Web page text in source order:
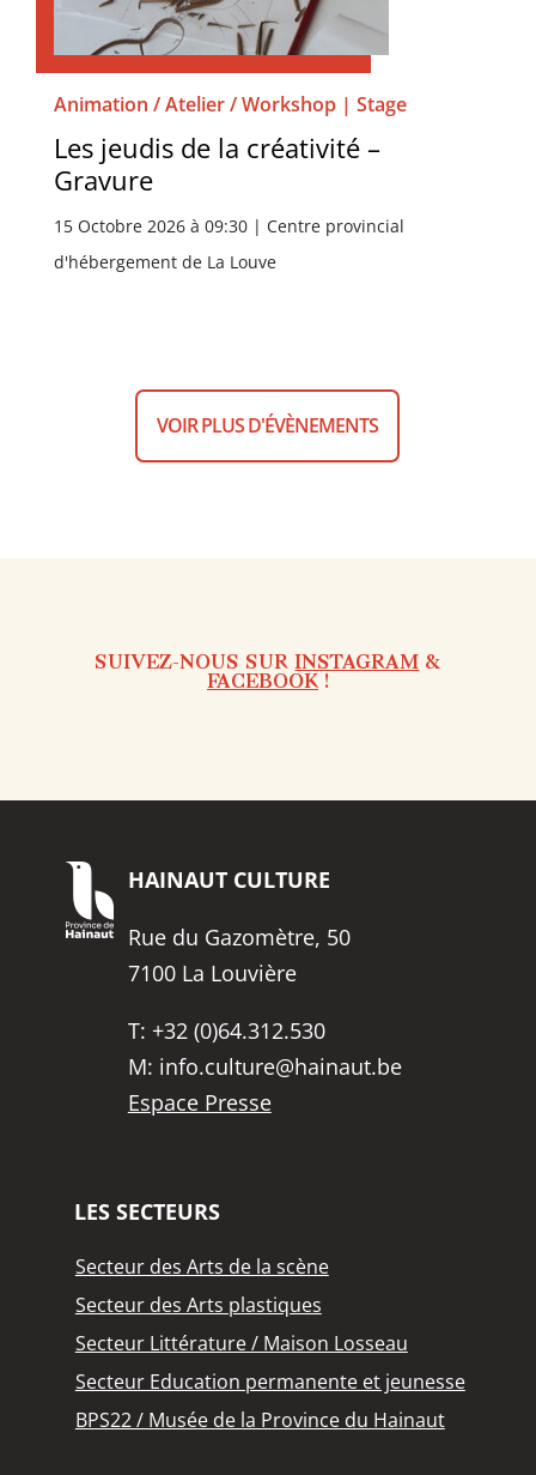
Animation / Atelier / Workshop | Stage
Les jeudis de la créativité –
Gravure
15 Octobre 2026 à 09:30 | Centre provincial
d'hébergement de La Louve
VOIR PLUS D'ÉVÈNEMENTS
SUIVEZ-NOUS SURINSTAGRAM &
FACEBOOK!
HAINAUT CULTURE
Rue du Gazomètre, 50
7100 La Louvière
T: +32 (0)64.312.530
M: info.culture@hainaut.be
Espace Presse
LES SECTEURS
Secteur des Arts de la scène
Secteur des Arts plastiques
Secteur Littérature / Maison Losseau
Secteur Education permanente et jeunesse
BPS22 / Musée de la Province du Hainaut